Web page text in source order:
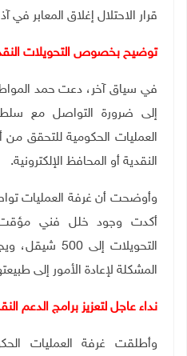
قرار الاحتلال إغلاق المعابر في
توضيح بخصوص التحويلات
في سياق آخر، دعت حمد
إلى ضرورة التواصل مع
العمليات الحكومية للتحقق من
النقدية أو المحافظ الإلكترونية.
وأوضحت أن غرفة العمليات
أكدت وجود خلل فني
التحويلات إلى
المشكلة لإعادة الأمور إلى
نداء عاجل لتعزيز برامج الدعم
وأطلقت غرفة العمليات